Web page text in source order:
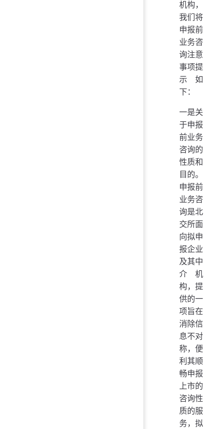
机构，
我们将
申报前
业务咨
询注意
事项提
示如
下：
一是关
于申报
前业务
咨询的
性质和
目的。
申报前
业务咨
询是北
交所面
向拟申
报企业
及其中
介机
构，提
供的一
项旨在
消除信
息不对
称，便
利其顺
畅申报
上市的
咨询性
质的服
务，拟